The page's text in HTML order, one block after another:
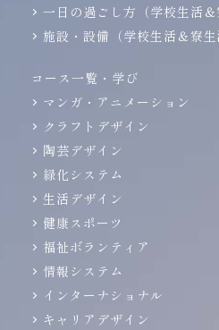
一日の過ごし方（学校生活＆
施設・設備（学校生活＆寮生
コース一覧・学び
マンガ・アニメーション
クラフトデザイン
陶芸デザイン
緑化システム
生活デザイン
健康スポーツ
福祉ボランティア
情報システム
インターナショナル
キャリアデザイン